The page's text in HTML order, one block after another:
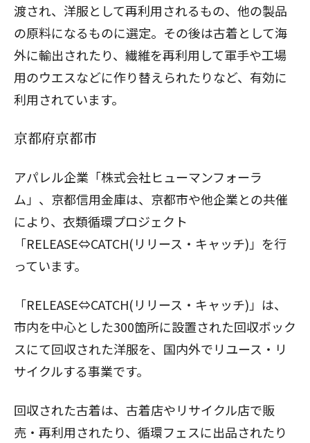
渡され、洋服として再利用されるもの、他の製品
の原料になるものに選定。その後は古着として海
外に輸出されたり、繊維を再利用して軍手や工場
用のウエスなどに作り替えられたりなど、有効に
利用されています。
京都府京都市
アパレル企業「株式会社ヒューマンフォーラ
ム」、京都信用金庫は、京都市や他企業との共催
により、衣類循環プロジェクト
「RELEASE⇔CATCH(リリース・キャッチ)」を行
っています。
「RELEASE⇔CATCH(リリース・キャッチ)」は、
市内を中心とした300箇所に設置された回収ボック
スにて回収された洋服を、国内外でリユース・リ
サイクルする事業です。
回収された古着は、古着店やリサイクル店で販
売・再利用されたり、循環フェスに出品されたり